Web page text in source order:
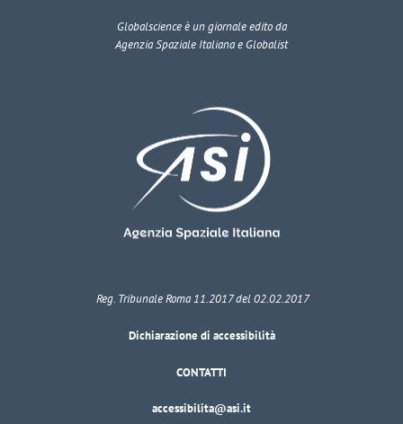
Globalscienceè un giornale edito da
Agenzia Spaziale Italiana e Globalist
Reg. Tribunale Roma 11.2017 del 02.02.2017
Dichiarazione di accessibilità
CONTATTI
accessibilita@asi.it